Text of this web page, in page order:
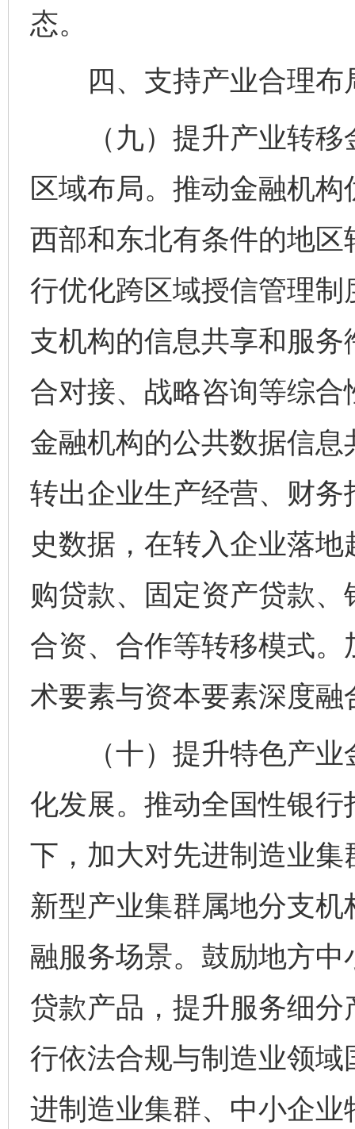
态。
四、支持产业合理布
（九）提升产业转移
区域布局。推动金融机
西部和东北有条件的地
行优化跨区域授信管理
支机构的信息共享和服
合对接、战略咨询等综
金融机构的公共数据信
转出企业生产经营、财
史数据，在转入企业落
购贷款、固定资产贷款
合资、合作等转移模式
术要素与资本要素深度融
（十）提升特色产业
化发展。推动全国性银
下，加大对先进制造业
新型产业集群属地分支
融服务场景。鼓励地方
贷款产品，提升服务细
行依法合规与制造业领
进制造业集群、中小企